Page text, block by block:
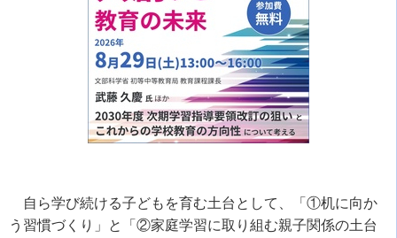
自ら学び続ける子どもを育む土台として、「①机に向か
う習慣づくり」と「②家庭学習に取り組む親子関係の土台